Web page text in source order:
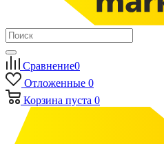
Сравнение0
Отложенные 0
Корзина пуста 0